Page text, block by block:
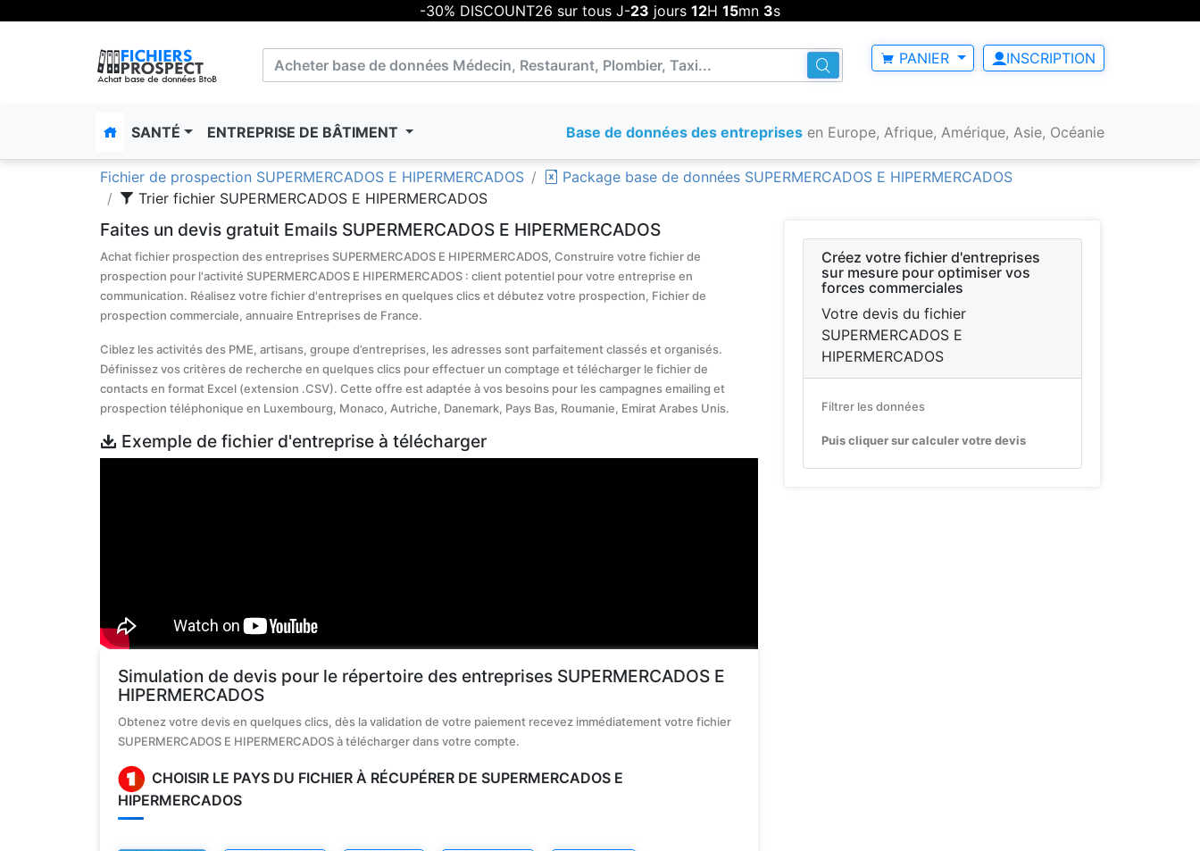
-30% DISCOUNT26 sur tous J-23 jours 12H 15mn 3s
PANIER INSCRIPTION
SANTÉ ENTREPRISE DE BÂTIMENT Base de données des entreprises en Europe, Afrique, Amérique, Asie, Océanie
Fichier de prospection SUPERMERCADOS E HIPERMERCADOS
Package base de données SUPERMERCADOS E HIPERMERCADOS
Trier fichier SUPERMERCADOS E HIPERMERCADOS
Faites un devis gratuit Emails SUPERMERCADOS E HIPERMERCADOS
Achat fichier prospection des entreprises SUPERMERCADOS E HIPERMERCADOS, Construire votre fichier de
prospection pour l'activité SUPERMERCADOS E HIPERMERCADOS : client potentiel pour votre entreprise en
communication. Réalisez votre fichier d'entreprises en quelques clics et débutez votre prospection, Fichier de
prospection commerciale, annuaire Entreprises de France.
Ciblez les activités des PME, artisans, groupe d’entreprises, les adresses sont parfaitement classés et organisés.
Définissez vos critères de recherche en quelques clics pour effectuer un comptage et télécharger le fichier de
contacts en format Excel (extension .CSV). Cette offre est adaptée à vos besoins pour les campagnes emailing et
prospection téléphonique en Luxembourg, Monaco, Autriche, Danemark, Pays Bas, Roumanie, Emirat Arabes Unis.
Exemple de fichier d'entreprise à télécharger
Simulation de devis pour le répertoire des entreprises SUPERMERCADOS E
HIPERMERCADOS
Obtenez votre devis en quelques clics, dès la validation de votre paiement recevez immédiatement votre fichier
SUPERMERCADOS E HIPERMERCADOS à télécharger dans votre compte.
CHOISIR LE PAYS DU FICHIER À RÉCUPÉRER DE SUPERMERCADOS E
HIPERMERCADOS
Créez votre fichier d'entreprises
sur mesure pour optimiser vos
forces commerciales
Votre devis du fichier
SUPERMERCADOS E
HIPERMERCADOS
Filtrer les données
Puis cliquer sur calculer votre devis